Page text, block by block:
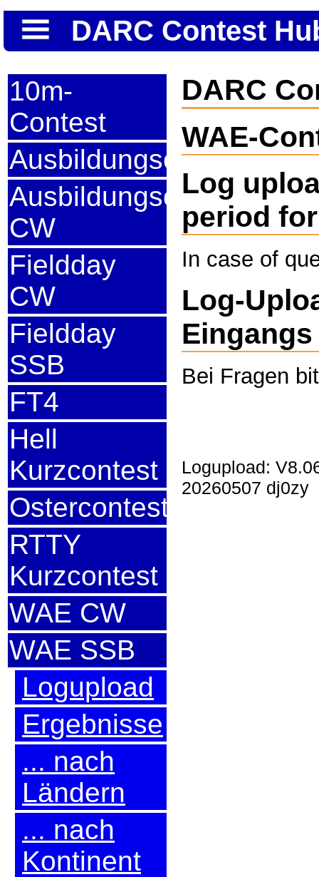
DARC Contest
10m-
Contest
Ausbildungscontest
Ausbildungscontest
CW
Fieldday
CW
Fieldday
SSB
FT4
Hell
Kurzcontest
Ostercontest
RTTY
Kurzcontest
WAE CW
WAE SSB
Logupload
Ergebnisse
... nach
Ländern
... nach
Kontinent
DARC
WAE-
Log
period
In case of
Log-
Bei Fragen
Logupload:
20260507 dj0zy